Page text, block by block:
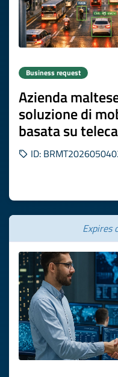
Business request
Azienda
soluzione di
basata su
ID:
Expires